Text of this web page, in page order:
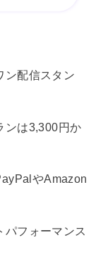
ン配信スタン
ンは3,300円か
やAmazon
フォーマンス